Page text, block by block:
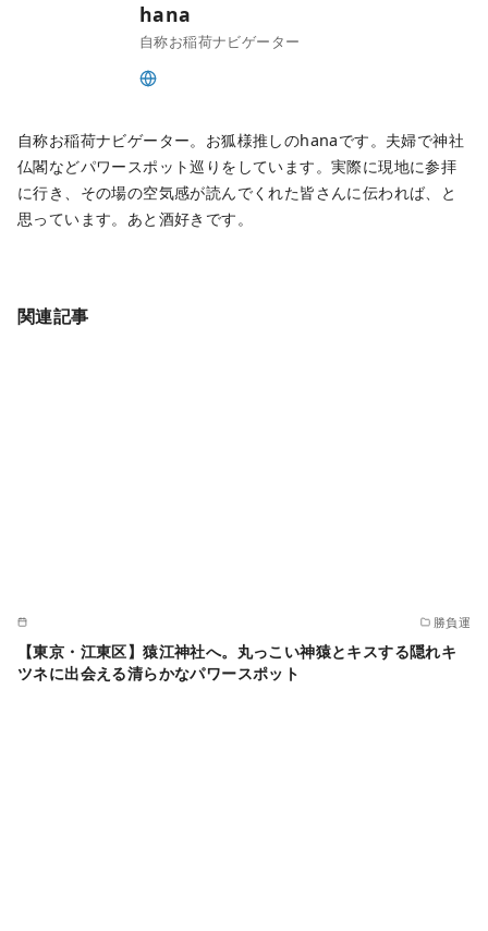
hana
自称お稲荷ナビゲーター
自称お稲荷ナビゲーター。お狐様推しのhanaです。夫婦で神社
仏閣などパワースポット巡りをしています。実際に現地に参拝
に行き、その場の空気感が読んでくれた皆さんに伝われば、と
思っています。あと酒好きです。
関連記事
勝負運
【東京・江東区】猿江神社へ。丸っこい神猿とキスする隠れキ
ツネに出会える清らかなパワースポット